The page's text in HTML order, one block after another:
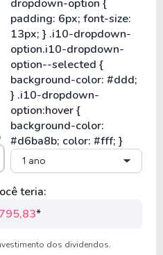
1 ano
teria:
*
dos dividendos.